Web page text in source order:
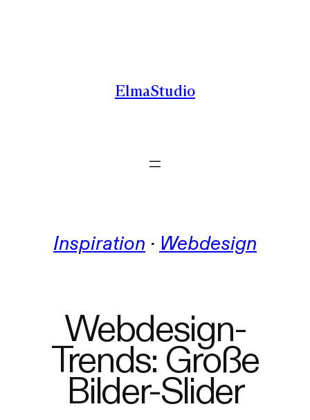
ElmaStudio
Inspiration · Webdesign
Webdesign-
Trends: Große
Bilder-Slider